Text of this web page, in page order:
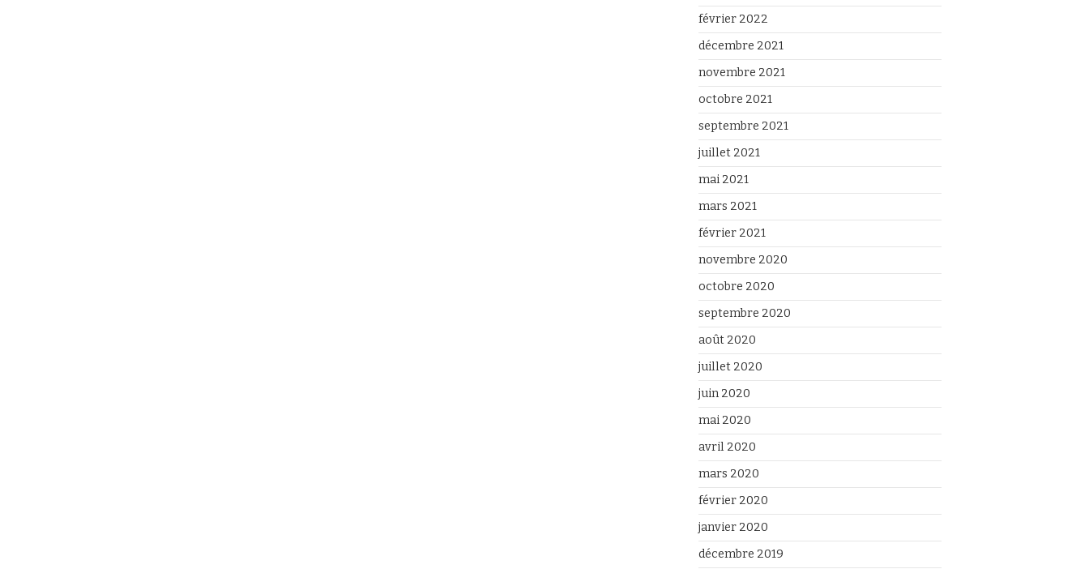
février 2022
décembre 2021
novembre 2021
octobre 2021
septembre 2021
juillet 2021
mai 2021
mars 2021
février 2021
novembre 2020
octobre 2020
septembre 2020
août 2020
juillet 2020
juin 2020
mai 2020
avril 2020
mars 2020
février 2020
janvier 2020
décembre 2019